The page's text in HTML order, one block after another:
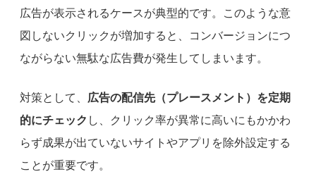
広告が表示されるケースが典型的です。このような意
図しないクリックが増加すると、コンバージョンにつ
ながらない無駄な広告費が発生してしまいます。
対策として、 広告の配信先（プレースメント）を定期
的にチェック し、クリック率が異常に高いにもかかわ
らず成果が出ていないサイトやアプリを除外設定する
ことが重要です。